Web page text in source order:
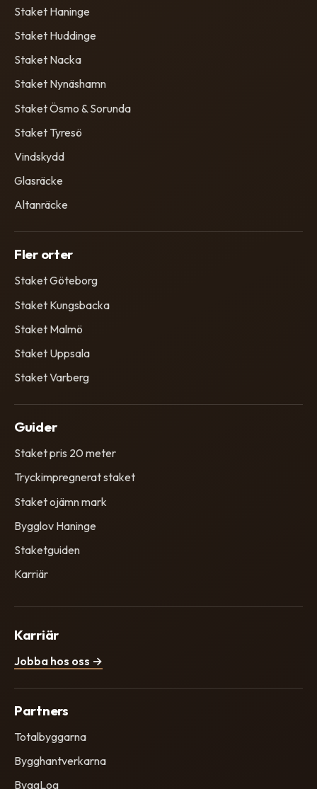
Staket Haninge
Staket Huddinge
Staket Nacka
Staket Nynäshamn
Staket Ösmo & Sorunda
Staket Tyresö
Vindskydd
Glasräcke
Altanräcke
Fler orter
Staket Göteborg
Staket Kungsbacka
Staket Malmö
Staket Uppsala
Staket Varberg
Guider
Staket pris 20 meter
Tryckimpregnerat staket
Staket ojämn mark
Bygglov Haninge
Staketguiden
Karriär
Karriär
Jobba hos oss →
Partners
Totalbyggarna
Bygghantverkarna
ByggLog